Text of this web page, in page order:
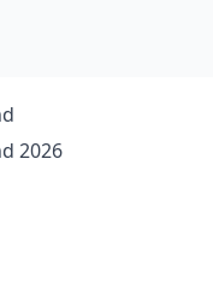
2026